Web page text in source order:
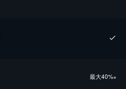
最⼤40%※